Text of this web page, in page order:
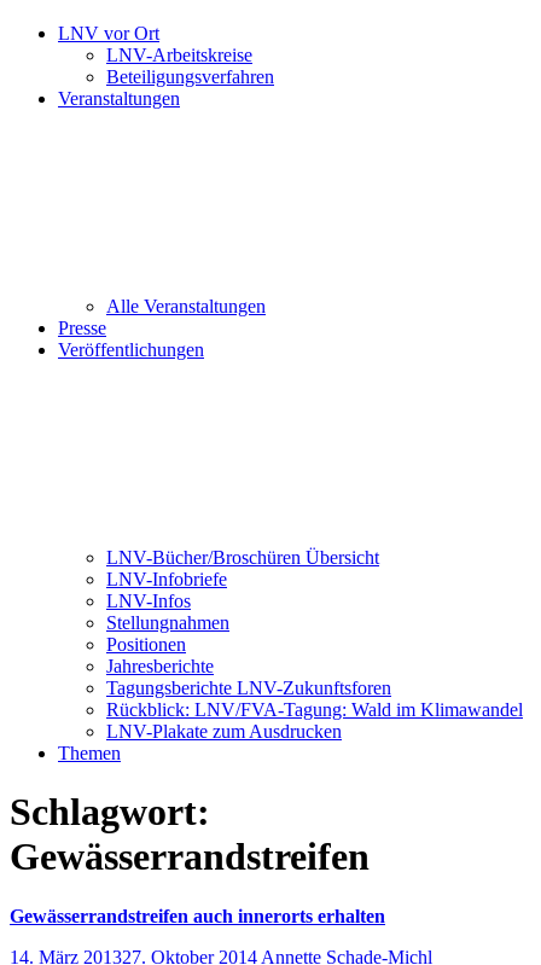
LNV vor Ort
LNV-Arbeitskreise
Beteiligungsverfahren
Veranstaltungen
Alle Veranstaltungen
Presse
Veröffentlichungen
LNV-Bücher/Broschüren Übersicht
LNV-Infobriefe
LNV-Infos
Stellungnahmen
Positionen
Jahresberichte
Tagungsberichte LNV-Zukunftsforen
Rückblick: LNV/FVA-Tagung: Wald im Klimawandel
LNV-Plakate zum Ausdrucken
Themen
Schlagwort:
Gewässerrandstreifen
Gewässerrandstreifen auch innerorts erhalten
14. März 201327. Oktober 2014 Annette Schade-Michl